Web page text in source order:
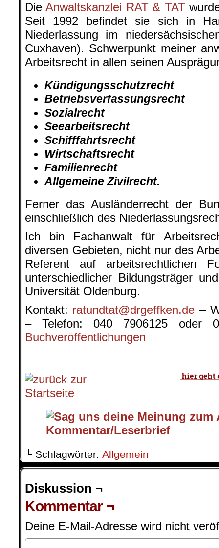
DieAnwaltskanzlei RAT & TAT
Seit 1992 befindet sie sich in
Niederlassung im
Cuxhaven). Schwerpunkt meiner
Arbeitsrecht in allen seinen
Kündigungsschutzrecht
Betriebsverfassungsrecht
Sozialrecht
Seearbeitsrecht
Schifffahrtsrecht
Wirtschaftsrecht
Familienrecht
Allgemeine Zivilrecht.
Ferner das Ausländerrecht der
einschließlich des
Ich bin Fachanwalt für
diversen Gebieten, nicht nur des
Referent auf arbeitsrechtlichen
unterschiedlicher Bildungsträger
Universität Oldenburg.
Kontakt: ratundtat@drgeffken.de –
– Telefon: 040 7906125 oder
Buchveröffentlichungen
└ Schlagwörter: Allgemein
Diskussion ¬
Kommentar ¬
Deine E-Mail-Adresse wird nicht